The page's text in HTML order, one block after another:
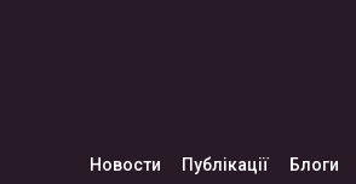
Новости Публікації Блоги